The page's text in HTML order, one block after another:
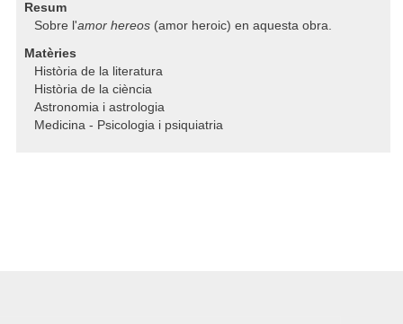
Resum
Sobre l'amor hereos (amor heroic) en aquesta obra.
Matèries
Història de la literatura
Història de la ciència
Astronomia i astrologia
Medicina - Psicologia i psiquiatria